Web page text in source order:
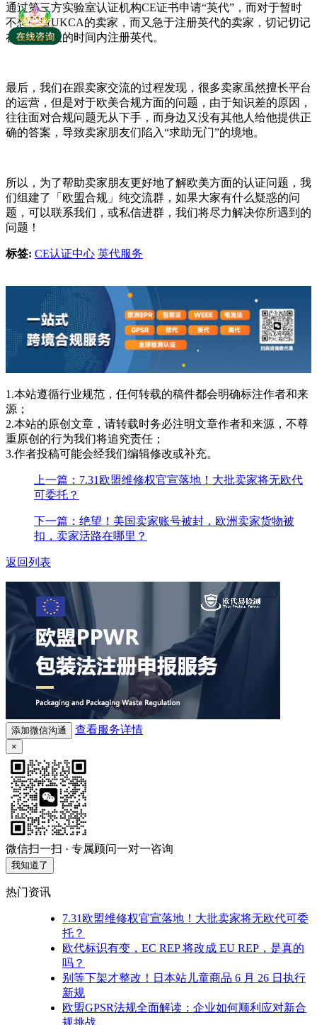
通过第三方实验室认证机构CE证书申请“英代”，而对于暂时
不想申请UKCA的卖家，而又急于注册英代的卖家，切记切记
在这段有限的时间内注册英代。
最后，我们在跟卖家交流的过程发现，很多卖家虽然擅长平台
的运营，但是对于欧美合规方面的问题，由于知识差的原因，
往往面对合规问题无从下手，而身边又没有其他人给他提供正
确的答案，导致卖家朋友们陷入“求助无门”的境地。
所以，为了帮助卖家朋友更好地了解欧美方面的认证问题，我
们组建了「欧盟合规」纯交流群，如果大家有什么疑惑的问
题，可以联系我们，或私信进群，我们将尽力解决你所遇到的
问题！
标签: CE认证中心 英代服务
1.本站遵循行业规范，任何转载的稿件都会明确标注作者和来
源；
2.本站的原创文章，请转载时务必注明文章作者和来源，不尊
重原创的行为我们将追究责任；
3.作者投稿可能会经我们编辑修改或补充。
上一篇：7.31欧盟维修权官宣落地！大批卖家将无欧代
可委托？
下一篇：绝望！美国卖家账号被封，欧洲卖家货物被
扣，卖家活路在哪里？
返回列表
添加微信沟通 查看服务详情
×
微信扫一扫 · 专属顾问一对一咨询
我知道了
热门资讯
7.31欧盟维修权官宣落地！大批卖家将无欧代可委
托？
欧代标识有变，EC REP 将改成 EU REP，是真的
吗？
别等下架才整改！日本站儿童商品 6 月 26 日执行
新规
欧盟GPSR法规全面解读：企业如何顺利应对新合
规挑战